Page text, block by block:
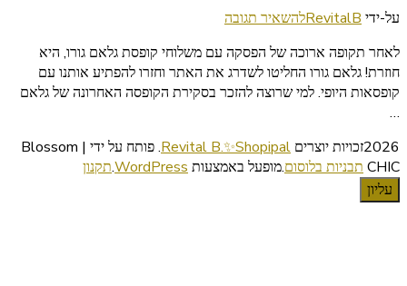
על-ידי RevitalBלהשאיר תגובהבנושא
גלאם
גורו
חוזרת
GlamGuru
BeautyBox
לאחר תקופה ארוכה של הפסקה עם משלוחי קופסת גלאם גורו, היא
חוזרת! גלאם גורו החליטו לשדרג את האתר וחזרו להפתיע אותנו עם
קופסאות היופי. למי שרוצה להזכר בסקירת הקופסה האחרונה של גלאם
…
2026זכויות יוצרים
Revital B.✨Shopipal
.
פותח על ידי | Blossom
CHIC תבניות בלוסום.מופעל באמצעות WordPress
.תקנון
עליון